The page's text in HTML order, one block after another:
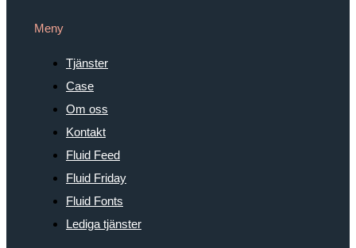
Meny
Tjänster
Case
Om oss
Kontakt
Fluid Feed
Fluid Friday
Fluid Fonts
Lediga tjänster